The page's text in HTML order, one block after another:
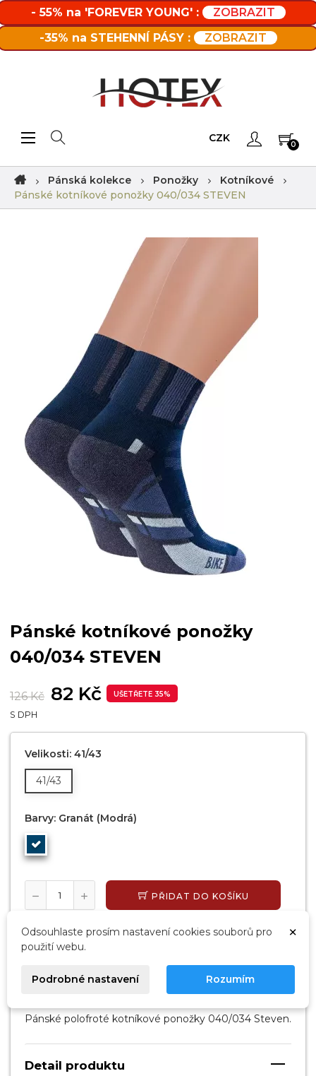
- 55% na 'FOREVER YOUNG' :
ZOBRAZIT
-35% na STEHENNÍ PÁSY :
ZOBRAZIT
Toggle navigation
☰ CZK
0
Pánská kolekce Ponožky
Kotníkové
Pánské kotníkové ponožky 040/034 STEVEN
Pánské kotníkové ponožky
040/034 STEVEN
126 Kč 82 Kč UŠETŘETE 35%
S DPH
Velikosti: 41/43
41/43
Barvy: Granát (modrá)
PŘIDAT DO KOŠÍKU
Popis
Pánské polofroté kotníkové ponožky 040/034 Steven.
Detail produktu
×
Odsouhlaste prosím nastavení cookies souborů pro
použití webu.
Podrobné nastavení Rozumím